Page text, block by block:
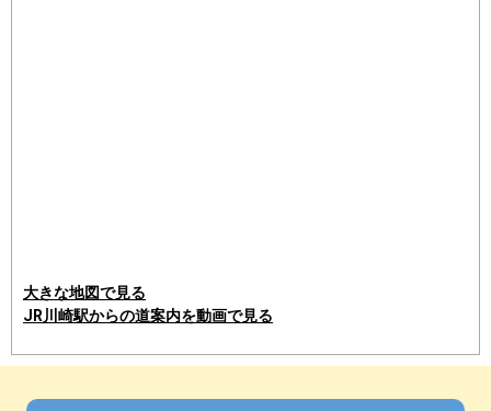
大きな地図で見る
JR川崎駅からの道案内を動画で見る